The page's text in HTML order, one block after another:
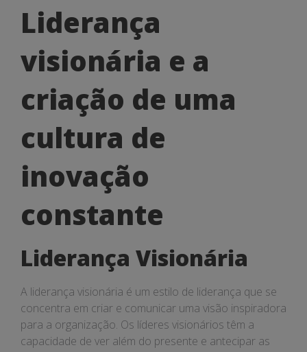
Liderança
visionária
e
a
criação
de
uma
cultura
de
inovação
constante
Liderança
visionária e a
criação de uma
cultura de
inovação
constante
Liderança Visionária
A liderança visionária é um estilo de liderança que se
concentra em criar e comunicar uma visão inspiradora
para a organização. Os líderes visionários têm a
capacidade de ver além do presente e antecipar as